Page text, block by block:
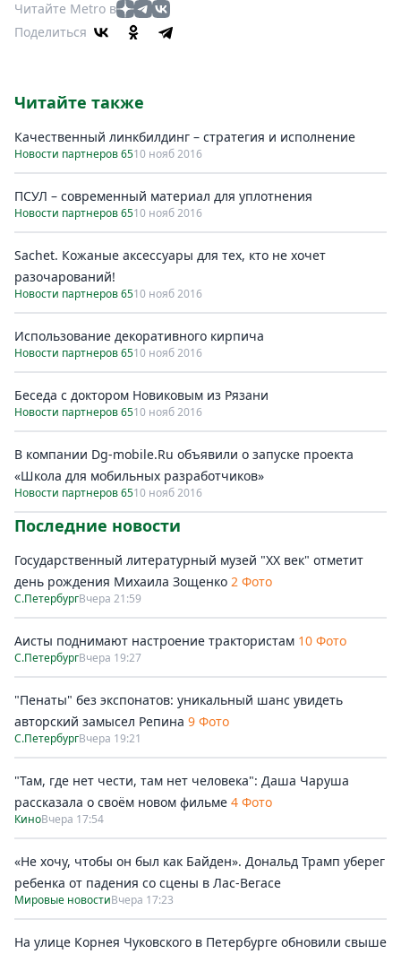
Читайте Metro в
Поделиться
Читайте также
Качественный линкбилдинг – стратегия и исполнение
Новости партнеров 6510 нояб 2016
ПСУЛ – современный материал для уплотнения
Новости партнеров 6510 нояб 2016
Sachet. Кожаные аксессуары для тех, кто не хочет
разочарований!
Новости партнеров 6510 нояб 2016
Использование декоративного кирпича
Новости партнеров 6510 нояб 2016
Беседа с доктором Новиковым из Рязани
Новости партнеров 6510 нояб 2016
В компании Dg-mobile.Ru объявили о запуске проекта
«Школа для мобильных разработчиков»
Новости партнеров 6510 нояб 2016
Последние новости
Государственный литературный музей "ХХ век" отметит
день рождения Михаила Зощенко 2 Фото
С.ПетербургВчера 21:59
Аисты поднимают настроение трактористам 10 Фото
С.ПетербургВчера 19:27
"Пенаты" без экспонатов: уникальный шанс увидеть
авторский замысел Репина 9 Фото
С.ПетербургВчера 19:21
"Там, где нет чести, там нет человека": Даша Чаруша
рассказала о своём новом фильме 4 Фото
КиноВчера 17:54
«Не хочу, чтобы он был как Байден». Дональд Трамп уберег
ребенка от падения со сцены в Лас-Вегасе
Мировые новостиВчера 17:23
На улице Корнея Чуковского в Петербурге обновили свыше